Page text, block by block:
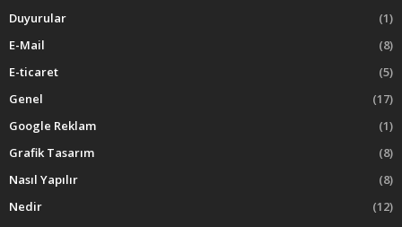
Duyurular
(1)
E-Mail
(8)
E-ticaret
(5)
Genel
(17)
Google Reklam
(1)
Grafik Tasarım
(8)
Nasıl Yapılır
(8)
Nedir
(12)